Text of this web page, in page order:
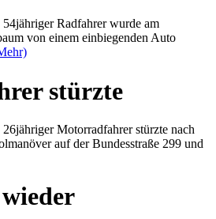
Radfahrer wurde am
von einem einbiegenden Auto
stürzte
Motorradfahrer stürzte nach
auf der Bundesstraße 299 und